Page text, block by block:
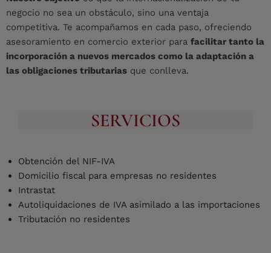
negocio no sea un obstáculo, sino una ventaja
competitiva. Te acompañamos en cada paso, ofreciendo
asesoramiento en comercio exterior para facilitar tanto la
incorporación a nuevos mercados como la adaptación a
las obligaciones tributarias que conlleva.
SERVICIOS
Obtención del NIF-IVA
Domicilio fiscal para empresas no residentes
Intrastat
Autoliquidaciones de IVA asimilado a las importaciones
Tributación no residentes